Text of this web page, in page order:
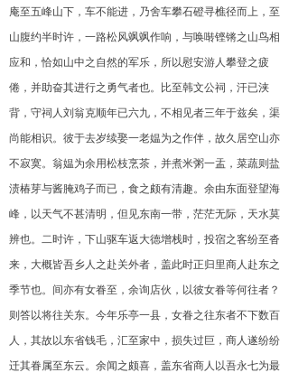
庵至五峰山下，车不能进，乃舍车攀石磴寻樵径而上，至
山腹约半时许，一路松风飒飒作响，与唤啭铿锵之山鸟相
应和，恰如山中之自然的军乐，所以慰安游人攀登之疲
倦，并助奋其进行之勇气者也。比至韩文公祠，汗已浃
背，守祠人刘翁克顺年已六九，不相见者三年于兹矣，渠
尚能相识。彼于去岁续娶一老媪为之作伴，故久居空山亦
不寂寞。翁媪为余用松枝烹茶，并煮米粥一盂，菜蔬则盐
渍椿芽与酱腌鸡子而已，食之颇有清趣。余由东面登望海
峰，以天气不甚清明，但见东南一带，茫茫无际，天水莫
辨也。二时许，下山驱车返大德增栈时，投宿之客纷至沓
来，大概皆吾乡人之赴关外者，盖此时正归里商人赴东之
季节也。间亦有女眷至，余询店伙，以彼女眷等何往者？
则答以将往关东。今年乐亭一县，女眷之往东者不下数百
人，其故以东省钱毛，汇至家中，损失过巨，商人遂纷纷
迁其眷属至东云。余闻之颇喜，盖东省商人以吾永七为最